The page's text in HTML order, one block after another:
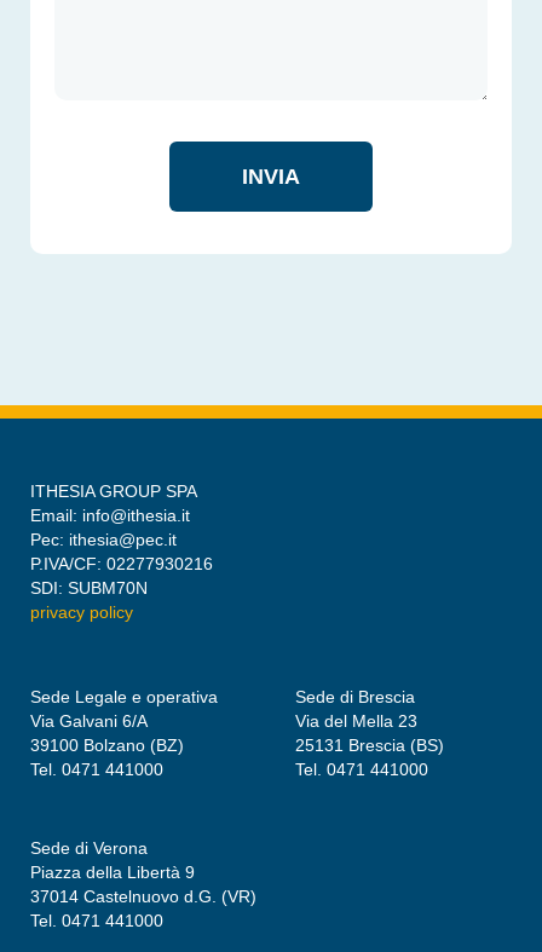
INVIA
ITHESIA GROUP SPA
Email: info@ithesia.it
Pec: ithesia@pec.it
P.IVA/CF: 02277930216
SDI: SUBM70N
privacy policy
Sede Legale e operativa
Via Galvani 6/A
39100 Bolzano (BZ)
Tel. 0471 441000
Sede di Brescia
Via del Mella 23
25131 Brescia (BS)
Tel. 0471 441000
Sede di Verona
Piazza della Libertà 9
37014 Castelnuovo d.G. (VR)
Tel. 0471 441000